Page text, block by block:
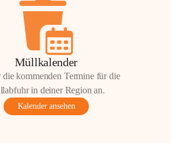
Müllkalender
die kommenden Termine für die
in deiner Region an.
Kalender ansehen